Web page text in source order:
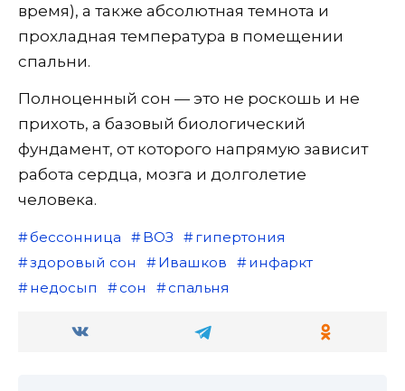
время), а также абсолютная темнота и
прохладная температура в помещении
спальни.
Полноценный сон — это не роскошь и не
прихоть, а базовый биологический
фундамент, от которого напрямую зависит
работа сердца, мозга и долголетие
человека.
бессонница ВОЗ
гипертония
здоровый сон
Ивашков
инфаркт
недосып
сон спальня